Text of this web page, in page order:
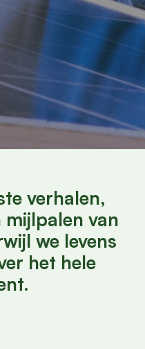
verhalen,
mijlpalen van
we levens
het hele